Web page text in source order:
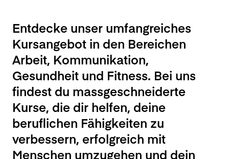
Entdecke unser umfangreiches
Kursangebot in den Bereichen
Arbeit, Kommunikation,
Gesundheit und Fitness. Bei uns
findest du massgeschneiderte
Kurse, die dir helfen, deine
beruflichen Fähigkeiten zu
verbessern, erfolgreich mit
Menschen umzugehen und dein